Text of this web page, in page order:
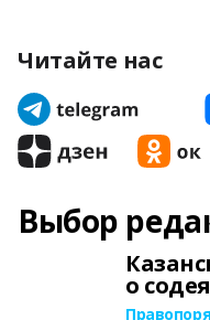
Читайте нас
Выбор
о